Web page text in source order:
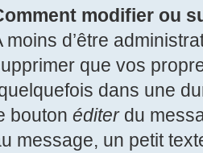
modifier ou
moins d’être
que vos
dans une
bouton éditerdu
message, un petit